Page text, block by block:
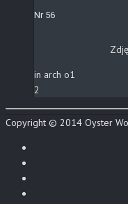
Nr 56
in arch o1
2
Copyright © 2014 Oyster